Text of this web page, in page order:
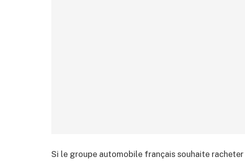
Si le groupe automobile français souhaite